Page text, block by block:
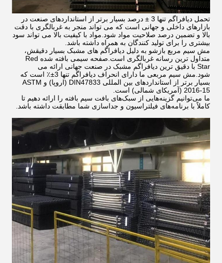
تحمل دیافراگم تنها 3 ± درصد بسیار برتر از استانداردهای صنعت در
بازارهای داخلی و جهانی است که می تواند منجر به غربالگری با دقت
بالا و تضمین درصد صلاحیت مواد شود.مواد با کیفیت بالا می تواند سود
بیشتری را برای تولید کنندگان به همراه داشته باشد.
مش سیم مربع بازشو به دلیل دیافراگم های مشبک بسیار دقیقش،
متداول ترین رسانه غربالگری است.صفحه سیمی بافته شده Red
Star با دقیق ترین دیافراگم مشبک در صنعت جهانی ارائه می
شود.مش سیم مربعی ما دارای انحراف دیافراگم تنها 3±٪ است که
بسیار برتر از استانداردهای بین المللی DIN47833 (اروپا) و ASTM
2016-15 (آمریکای شمالی) است.
ما می‌توانیم گزینه‌هایی از سبک‌های بافت سیم بافته را ارائه دهیم تا
کاملاً با برنامه‌های فیلتراسیون و جداسازی شما مطابقت داشته باشد.